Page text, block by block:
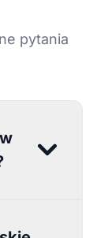
pytania